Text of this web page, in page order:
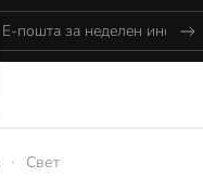
Свет